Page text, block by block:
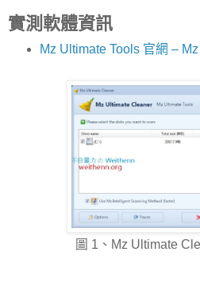
實測軟體資訊
Mz Ultimate Tools 官網 –
圖 1、Mz Ultimate